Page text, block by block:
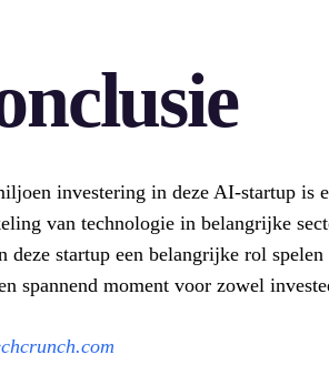
investering in deze AI-startup is
van technologie in belangrijke
deze startup een belangrijke rol
spannend moment voor zowel